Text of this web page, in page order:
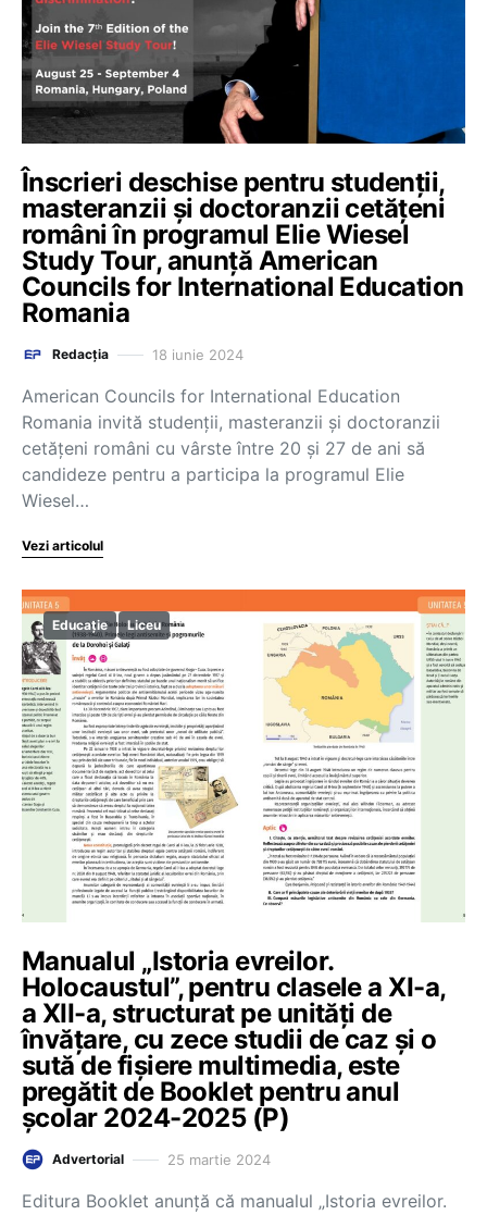
Înscrieri deschise pentru studenţii,
masteranzii și doctoranzii cetăţeni
români în programul Elie Wiesel
Study Tour, anunță American
Councils for International Education
Romania
Redacția 18 iunie 2024
American Councils for International Education
Romania invită studenţii, masteranzii și doctoranzii
cetăţeni români cu vârste între 20 și 27 de ani să
candideze pentru a participa la programul Elie
Wiesel…
Vezi articolul
Educație Liceu
Manualul „Istoria evreilor.
Holocaustul”, pentru clasele a XI-a,
a XII-a, structurat pe unități de
învățare, cu zece studii de caz și o
sută de fișiere multimedia, este
pregătit de Booklet pentru anul
școlar 2024-2025 (P)
Advertorial 25 martie 2024
Editura Booklet anunță că manualul „Istoria evreilor.